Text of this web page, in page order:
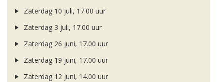
Zaterdag 10 juli, 17.00 uur
Zaterdag 3 juli, 17.00 uur
Zaterdag 26 juni, 17.00 uur
Zaterdag 19 juni, 17.00 uur
Zaterdag 12 juni, 14.00 uur